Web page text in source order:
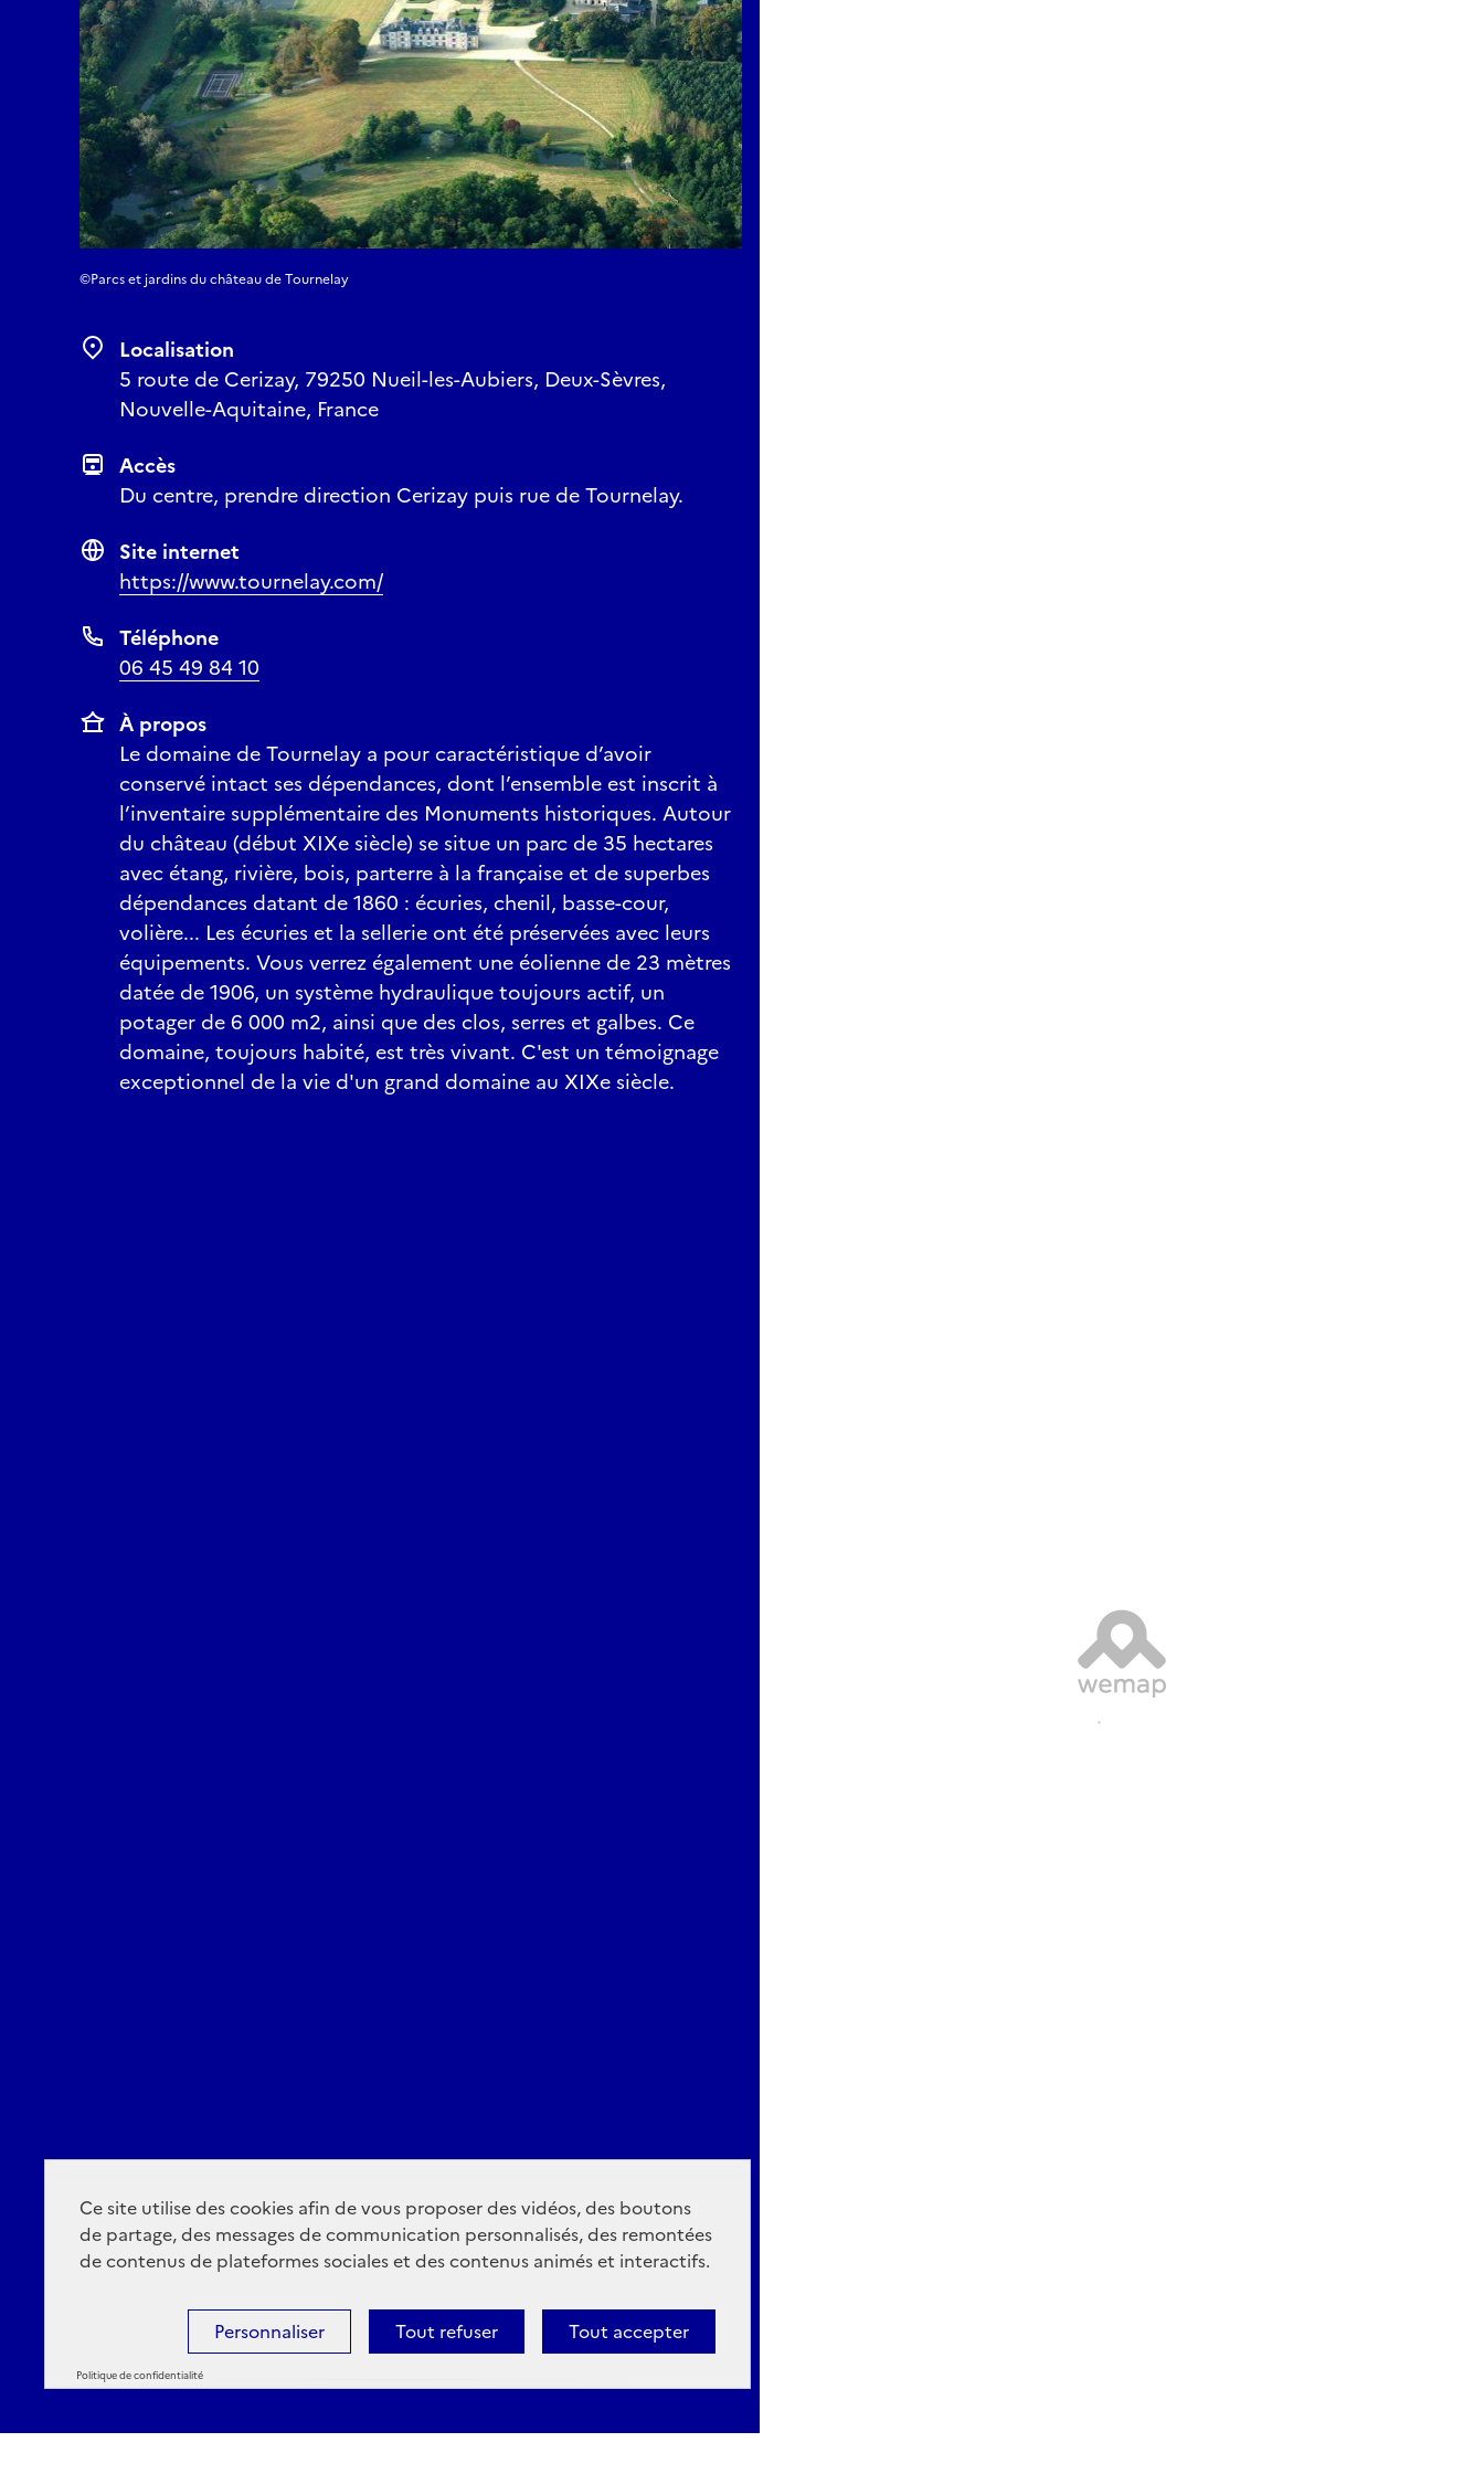
Ce site utilise des cookies afin de vous proposer des vidéos, des boutons
de partage, des messages de communication personnalisés, des remontées
de contenus de plateformes sociales et des contenus animés et interactifs.
Tout accepter
Tout refuser
Personnaliser
Politique de confidentialité
©Parcs et jardins du château de Tournelay
Localisation
5 route de Cerizay, 79250 Nueil-les-Aubiers, Deux-Sèvres,
Nouvelle-Aquitaine, France
Accès
Du centre, prendre direction Cerizay puis rue de Tournelay.
Site internet
https://www.tournelay.com/
Téléphone
06 45 49 84 10
À propos
Le domaine de Tournelay a pour caractéristique d’avoir
conservé intact ses dépendances, dont l’ensemble est inscrit à
l’inventaire supplémentaire des Monuments historiques. Autour
du château (début XIXe siècle) se situe un parc de 35 hectares
avec étang, rivière, bois, parterre à la française et de superbes
dépendances datant de 1860 : écuries, chenil, basse-cour,
volière... Les écuries et la sellerie ont été préservées avec leurs
équipements. Vous verrez également une éolienne de 23 mètres
datée de 1906, un système hydraulique toujours actif, un
potager de 6 000 m2, ainsi que des clos, serres et galbes. Ce
domaine, toujours habité, est très vivant. C'est un témoignage
exceptionnel de la vie d'un grand domaine au XIXe siècle.